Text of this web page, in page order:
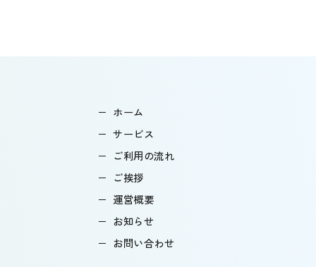
ホーム
サービス
ご利用の流れ
ご挨拶
運営概要
お知らせ
お問い合わせ